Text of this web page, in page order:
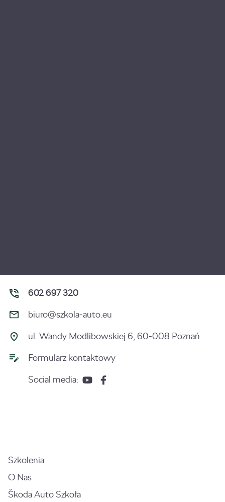
602 697 320
biuro@szkola-auto.eu
ul. Wandy Modlibowskiej 6, 60-008 Poznań
Formularz kontaktowy
Social media:
Szkolenia
O Nas
Škoda Auto Szkoła